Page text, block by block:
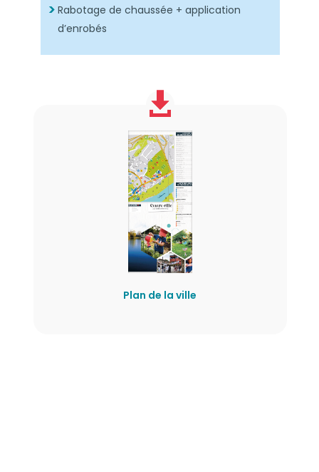
Rabotage de chaussée + application
d’enrobés
Plan de la ville